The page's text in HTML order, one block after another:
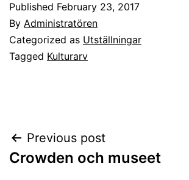
Published February 23, 2017
By Administratören
Categorized as Utställningar
Tagged Kulturarv
Post
navigation
Previous post
Crowden och museet